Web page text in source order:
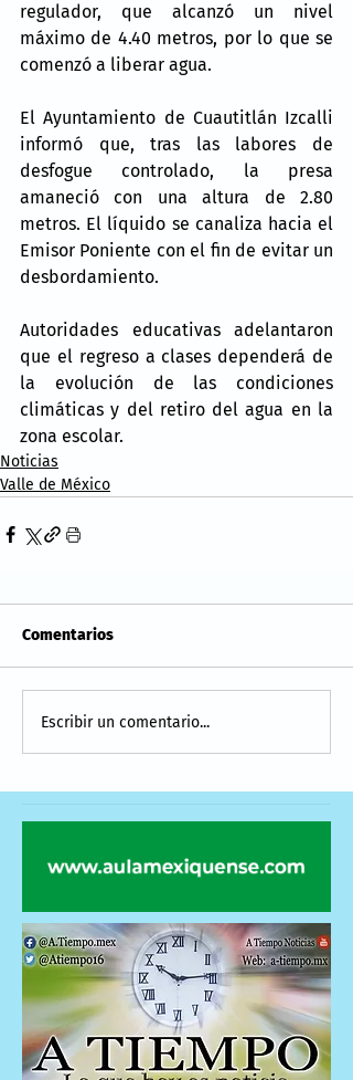
regulador, que alcanzó un nivel
máximo de 4.40 metros, por lo que se
comenzó a liberar agua.
El Ayuntamiento de Cuautitlán Izcalli
informó que, tras las labores de
desfogue controlado, la presa
amaneció con una altura de 2.80
metros. El líquido se canaliza hacia el
Emisor Poniente con el fin de evitar un
desbordamiento.
Autoridades educativas adelantaron
que el regreso a clases dependerá de
la evolución de las condiciones
climáticas y del retiro del agua en la
zona escolar.
Noticias
Valle de México
Comentarios
Escribir un comentario...